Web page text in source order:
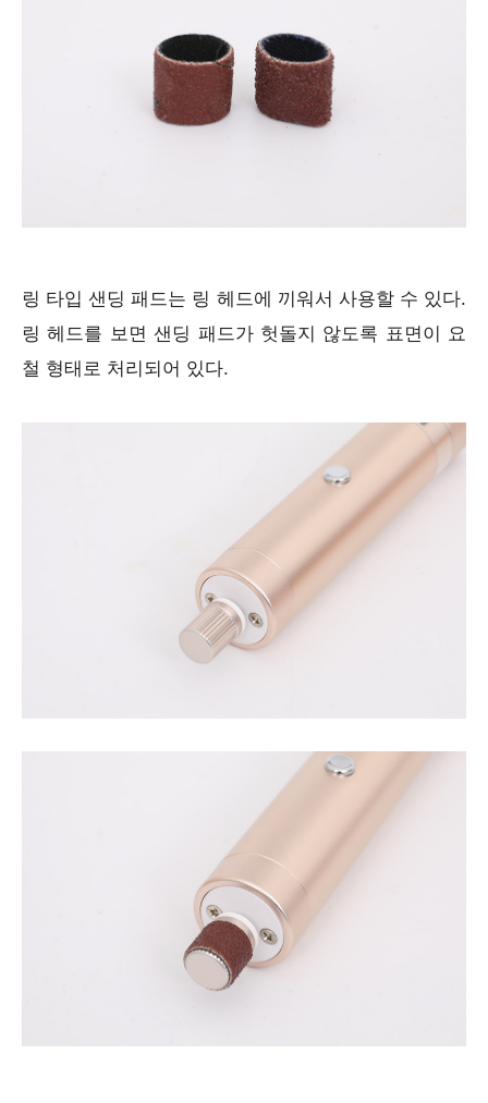
링 타입 샌딩 패드는 링 헤드에 끼워서 사용할 수 있다.
링 헤드를 보면 샌딩 패드가 헛돌지 않도록 표면이 요
철 형태로 처리되어 있다.